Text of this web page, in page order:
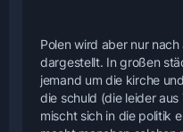
Polen wird aber nur
dargestellt. In großen
jemand um die kirche
die schuld (die leider
mischt sich in die politik